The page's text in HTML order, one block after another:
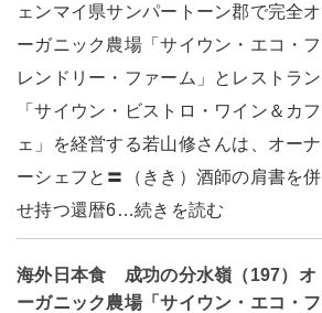
ェンマイ県サンパートーン郡で完全オ
ーガニック農場「サイウン・エコ・フ
レンドリー・ファーム」とレストラン
「サイウン・ビストロ・ワイン＆カフ
ェ」を経営する若山修さんは、オーナ
ーシェフと〓（きき）酒師の肩書を併
せ持つ還暦6…続きを読む
海外日本食 成功の分水嶺（197）オ
ーガニック農場「サイウン・エコ・フ